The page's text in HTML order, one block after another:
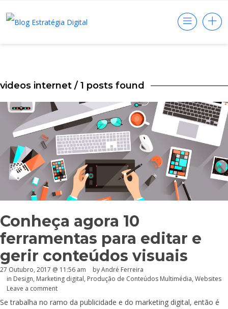
videos internet / 1 posts found
Conheça agora 10
ferramentas para editar e
gerir conteúdos visuais
27 Outubro, 2017 @ 11:56 am
by André Ferreira
in Design, Marketing digital, Produção de Conteúdos Multimédia, Websites
Leave a comment
Se trabalha no ramo da publicidade e do marketing digital, então é